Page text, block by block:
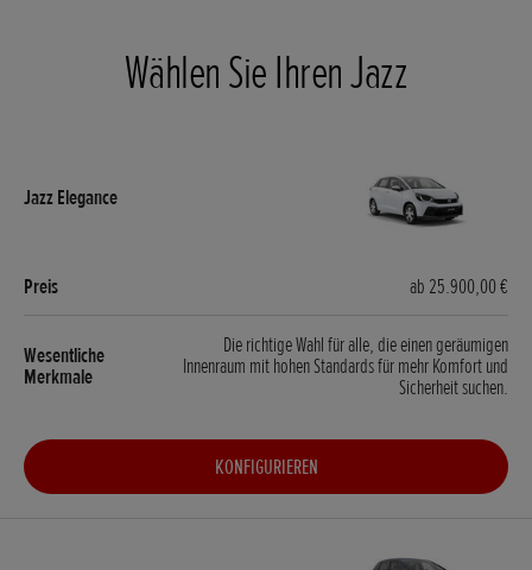
Wählen Sie Ihren Jazz
ab 25.900,00 €
Die richtige Wahl für alle, die einen geräumigen
Innenraum mit hohen Standards für mehr Komfort und
Sicherheit suchen.
KONFIGURIEREN